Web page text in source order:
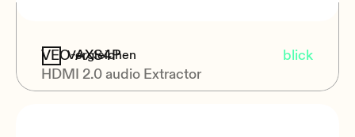
VEO-AXS4P
HDMI 2.0 audio Extractor
blick
Vergleichen